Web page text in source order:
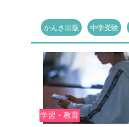
かんき出版 中学受験
学習・教育